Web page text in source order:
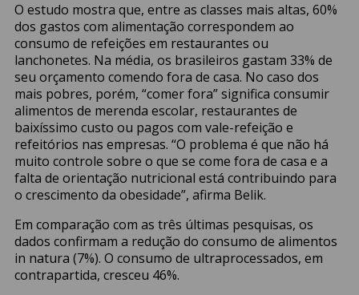
O estudo mostra que, entre as classes mais altas, 60%
dos gastos com alimentação correspondem ao
consumo de refeições em restaurantes ou
lanchonetes. Na média, os brasileiros gastam 33% de
seu orçamento comendo fora de casa. No caso dos
mais pobres, porém, “comer fora” significa consumir
alimentos de merenda escolar, restaurantes de
baixíssimo custo ou pagos com vale-refeição e
refeitórios nas empresas. “O problema é que não há
muito controle sobre o que se come fora de casa e a
falta de orientação nutricional está contribuindo para
o crescimento da obesidade”, afirma Belik.
Em comparação com as três últimas pesquisas, os
dados confirmam a redução do consumo de alimentos
in natura (7%). O consumo de ultraprocessados, em
contrapartida, cresceu 46%.